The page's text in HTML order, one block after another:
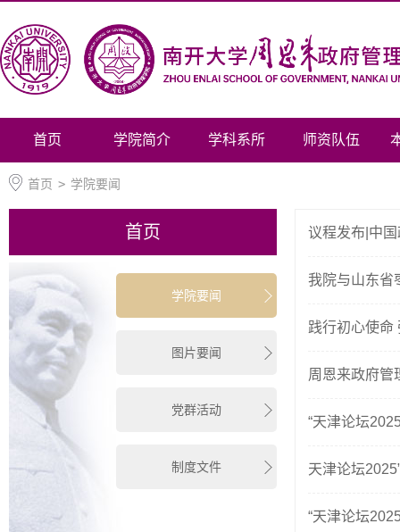
首页 学院简介 学科系所 师资队伍
首页 > 学院要闻
首页
学院要闻
图片要闻
党群活动
制度文件
议程发布|中
我院与山东省
践行初心使
周恩来政府管
“天津论坛
天津论坛
“天津论坛